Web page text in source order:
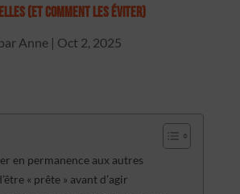
(ET COMMENT LES ÉVITER)
Anne| Oct 2, 2025
en permanence aux autres
« prête » avant d’agir